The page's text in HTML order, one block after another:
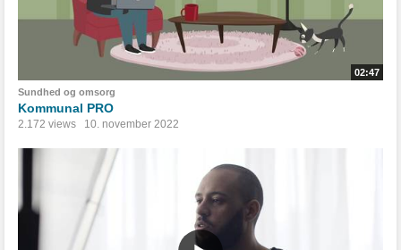
02:47
Sundhed og omsorg
Kommunal PRO
2.172 views 10. november 2022